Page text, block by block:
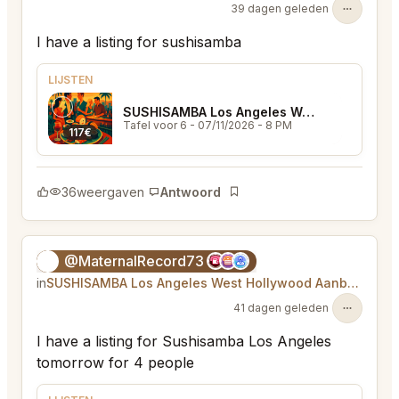
39 dagen geleden
I have a listing for sushisamba
LIJSTEN
117€
SUSHISAMBA Los Angeles West Hollywood
Tafel voor 6 - 07/11/2026 - 8 PM
36weergaven Antwoord
Bladwijzer
@MaternalRecord73
in SUSHISAMBA Los Angeles West Hollywood Aanbod
41 dagen geleden
I have a listing for Sushisamba Los Angeles
tomorrow for 4 people